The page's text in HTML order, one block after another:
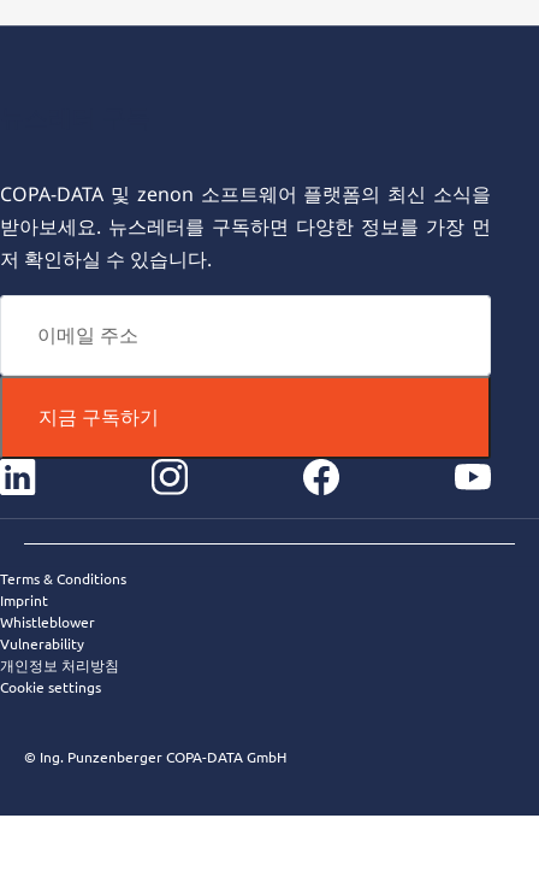
COPA-DATA 및 zenon 소프트웨어 플랫폼의 최신 소식을
받아보세요. 뉴스레터를 구독하면 다양한 정보를 가장 먼
저 확인하실 수 있습니다.
지금 구독하기
facebook youtube
Terms & Conditions
Imprint
Whistleblower
Vulnerability
개인정보 처리방침
Cookie settings
© Ing. Punzenberger COPA-DATA GmbH